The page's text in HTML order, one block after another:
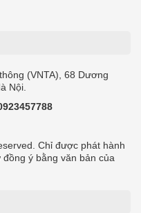
(VNTA), 68 Dương
Nội.
Chỉ được phát hành
ý bằng văn bản của